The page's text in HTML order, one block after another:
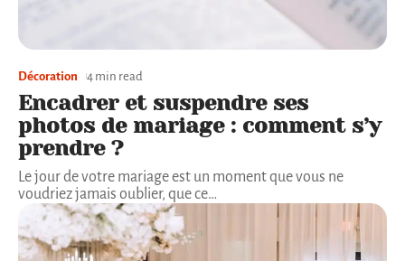
Décoration 4 min read
Encadrer et suspendre ses
photos de mariage : comment s’y
prendre ?
Le jour de votre mariage est un moment que vous ne
voudriez jamais oublier, que ce…